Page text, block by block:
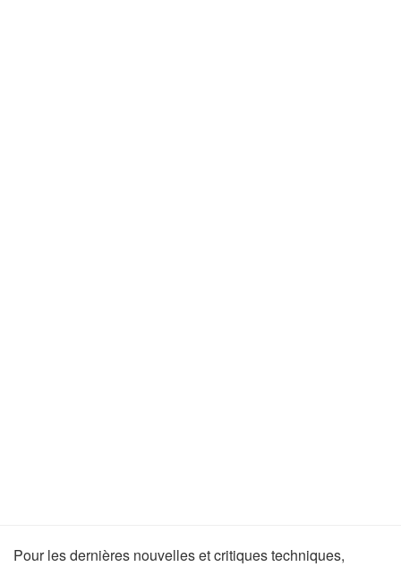
Pour les dernières nouvelles et critiques techniques,